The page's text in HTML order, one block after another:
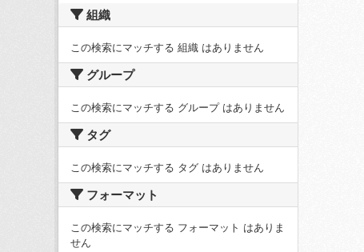
組織
この検索にマッチする 組織 はありません
グループ
この検索にマッチする グループ はありません
タグ
この検索にマッチする タグ はありません
フォーマット
この検索にマッチする フォーマット はありま
せん